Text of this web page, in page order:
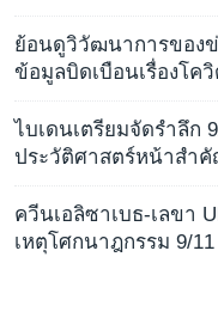
ย้อนดูวิวัฒนาการของ
ข้อมูลบิดเบือนเรื่องโค
ไบเดนเตรียมจัดรำลึก
ประวัติศาสตร์หน้าสำ
ควีนเอลิซาเบธ-เลขา
เหตุโศกนาฎกรรม 9/11